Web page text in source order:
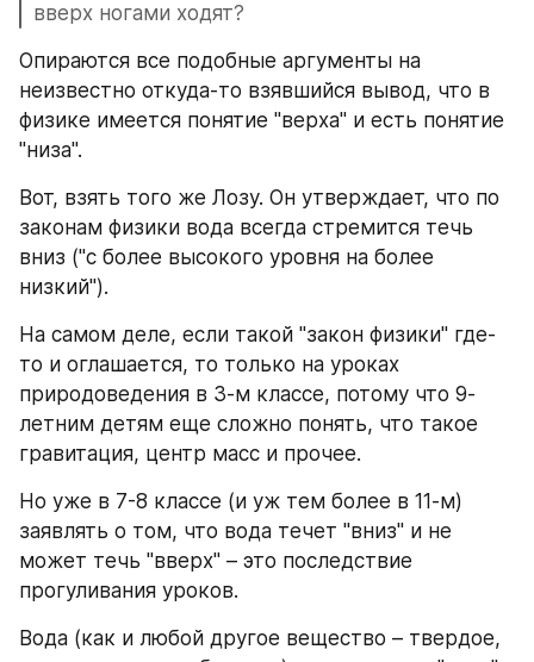
вверх ногами ходят?
Опираются все подобные аргументы на
неизвестно откуда-то взявшийся вывод, что в
физике имеется понятие "верха" и есть понятие
"низа".
Вот, взять того же Лозу. Он утверждает, что по
законам физики вода всегда стремится течь
вниз ("с более высокого уровня на более
низкий").
На самом деле, если такой "закон физики" где-
то и оглашается, то только на уроках
природоведения в 3-м классе, потому что 9-
летним детям еще сложно понять, что такое
гравитация, центр масс и прочее.
Но уже в 7-8 классе (и уж тем более в 11-м)
заявлять о том, что вода течет "вниз" и не
может течь "вверх" – это последствие
прогуливания уроков.
Вода (как и любой другое вещество – твердое,